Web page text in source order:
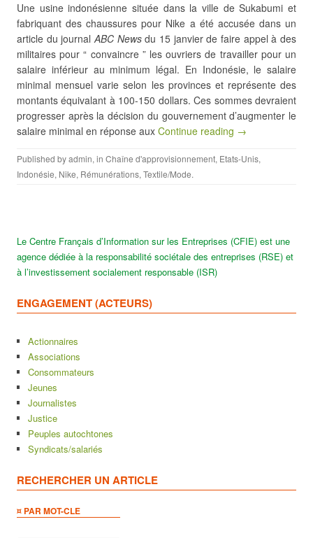
Une usine indonésienne située dans la ville de Sukabumi et
fabriquant des chaussures pour Nike a été accusée dans un
article du journalABC Newsdu 15 janvier de faire appel à des
militaires pour “ convaincre ” les ouvriers de travailler pour un
salaire inférieur au minimum légal. En Indonésie, le salaire
minimal mensuel varie selon les provinces et représente des
montants équivalant à 100-150 dollars. Ces sommes devraient
progresser après la décision du gouvernement d’augmenter le
salaire minimal en réponse aux Continue reading →
Published byadmin, in Chaîne d'approvisionnement, Etats-Unis,
Indonésie, Nike, Rémunérations, Textile/Mode.
Le Centre Français d’Information sur les Entreprises (CFIE) est une
agence dédiée à la responsabilité sociétale des entreprises (RSE) et
à l’investissement socialement responsable (ISR)
ENGAGEMENT (ACTEURS)
Actionnaires
Associations
Consommateurs
Jeunes
Journalistes
Justice
Peuples autochtones
Syndicats/salariés
RECHERCHER UN ARTICLE
¤ PAR MOT-CLE